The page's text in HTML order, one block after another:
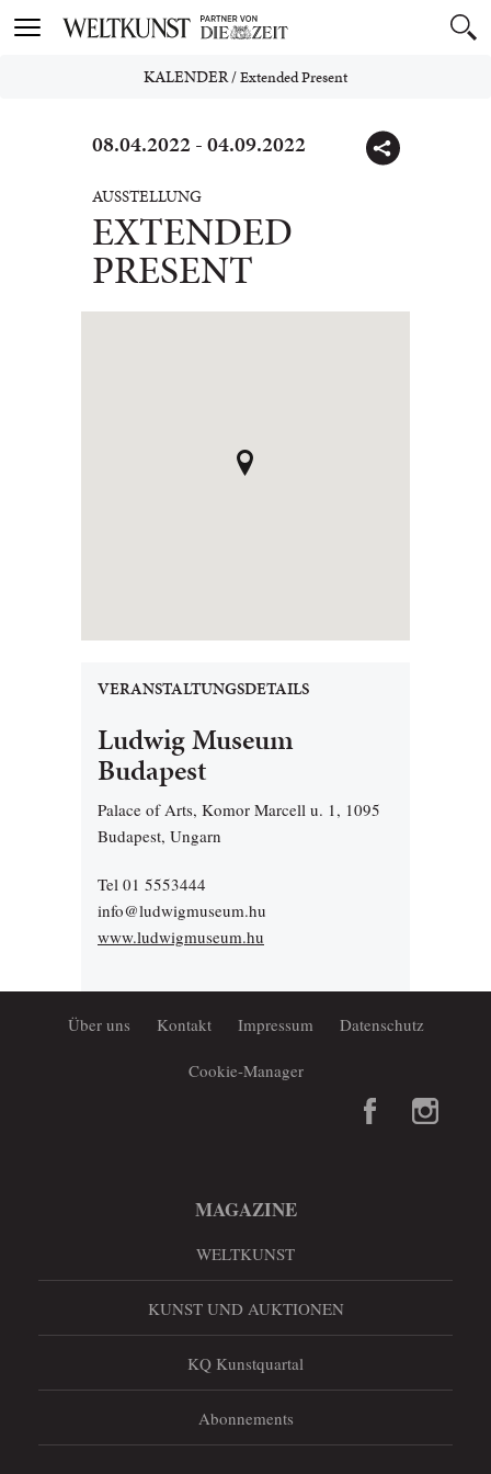
Toggle
KALENDER/Extended Present
08.04.2022 - 04.09.2022
AUSSTELLUNG
EXTENDED
PRESENT
VERANSTALTUNGSDETAILS
Ludwig Museum
Budapest
Palace of Arts, Komor Marcell u. 1, 1095
Budapest, Ungarn
Tel 01 5553444
info@ludwigmuseum.hu
www.ludwigmuseum.hu
Über uns Kontakt Impressum Datenschutz
Cookie-Manager
MAGAZINE
WELTKUNST
KUNST UND AUKTIONEN
KQ Kunstquartal
Abonnements